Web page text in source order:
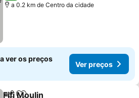
a 0.2 km de Centro da cidade
ver os preços
Ver preços
Fifi Moulin